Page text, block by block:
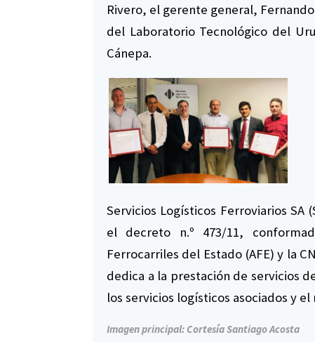
Rivero, el gerente general,
del Laboratorio Tecnológico del
Cánepa.
Servicios Logísticos Ferroviarios SA
el decreto n.º 473/11,
Ferrocarriles del Estado (AFE) y la
dedica a la prestación de servicios
los servicios logísticos asociados y
Imagen principal: Cortesía Santiago Acosta